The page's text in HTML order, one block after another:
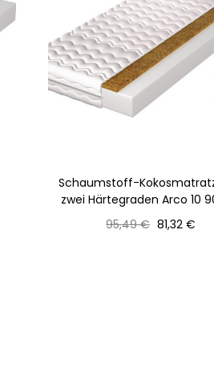
Schaumstoff-
zwei Härtegraden Arco 10
Normaler
95,49 € Preis
81,32 €